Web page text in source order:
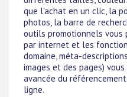
que l'achat en un clic, la
photos, la barre de
outils promotionnels vous
par internet et les
domaine, méta-
images et des pages)
avancée du
ligne.